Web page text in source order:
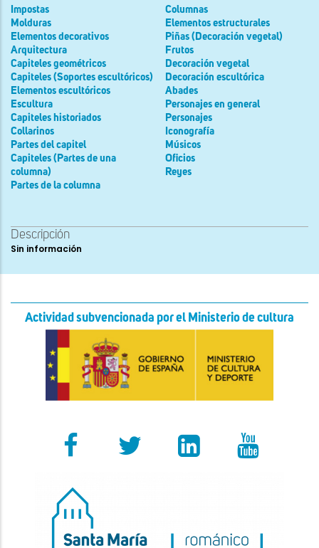
Impostas
Molduras
Elementos decorativos
Arquitectura
Capiteles geométricos
Capiteles (Soportes escultóricos)
Elementos escultóricos
Escultura
Capiteles historiados
Collarinos
Partes del capitel
Capiteles (Partes de una
columna)
Partes de la columna
Columnas
Elementos estructurales
Piñas (Decoración vegetal)
Frutos
Decoración vegetal
Decoración escultórica
Abades
Personajes en general
Personajes
Iconografía
Músicos
Oficios
Reyes
Descripción
Sin información
Actividad subvencionada por el Ministerio de cultura